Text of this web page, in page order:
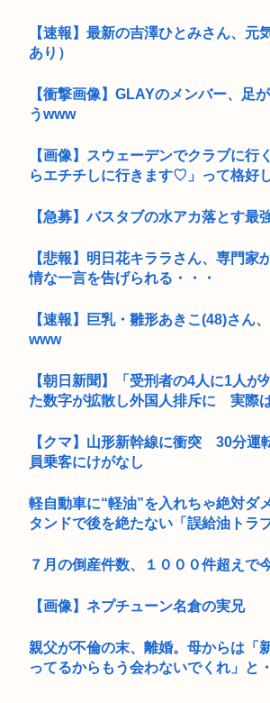
【速報】最新の吉澤ひとみさん、元
あり）
【衝撃画像】GLAYのメンバー、足
うwww
【画像】スウェーデンでクラブに行
らエチチしに行きます♡」って格好
【急募】バスタブの水アカ落とす最
【悲報】明日花キララさん、専門家
情な一言を告げられる・・・
【速報】巨乳・雛形あきこ(48)さん
www
【朝日新聞】「受刑者の4人に1人
た数字が拡散し外国人排斥に 実際
【クマ】山形新幹線に衝突 30分運
員乗客にけがなし
軽自動車に“軽油”を入れちゃ絶対ダ
タンドで後を絶たない「誤給油トラ
７月の倒産件数、１０００件超えで
【画像】ネプチューン名倉の実兄
親父が不倫の末、離婚。母からは「
ってるからもう会わないでくれ」と